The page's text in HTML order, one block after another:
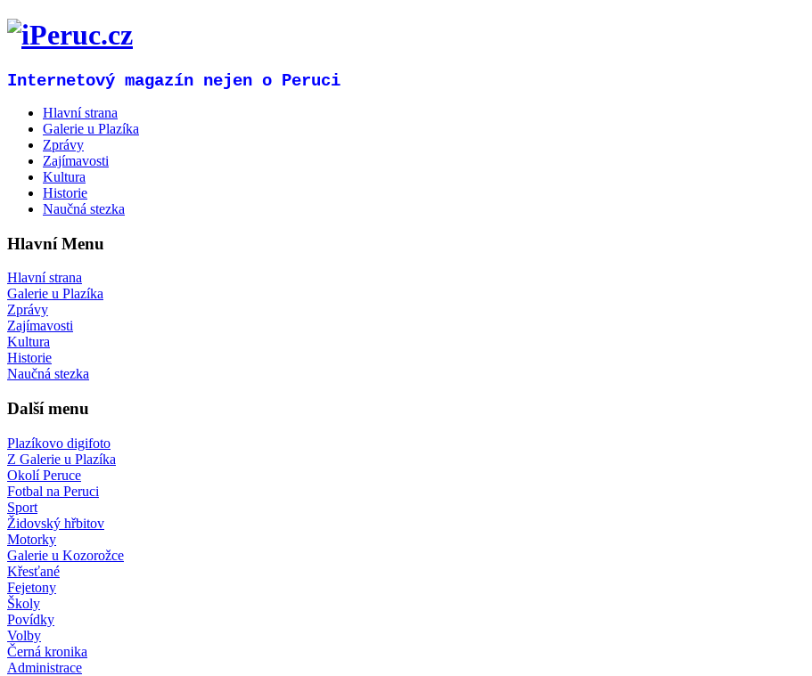
Internetový magazín nejen o Peruci
Hlavní strana
Galerie u Plazíka
Zprávy
Zajímavosti
Kultura
Historie
Naučná stezka
Hlavní Menu
Hlavní strana
Galerie u Plazíka
Zprávy
Zajímavosti
Kultura
Historie
Naučná stezka
Další menu
Plazíkovo digifoto
Z Galerie u Plazíka
Okolí Peruce
Fotbal na Peruci
Sport
Židovský hřbitov
Motorky
Galerie u Kozorožce
Křesťané
Fejetony
Školy
Povídky
Volby
Černá kronika
Administrace